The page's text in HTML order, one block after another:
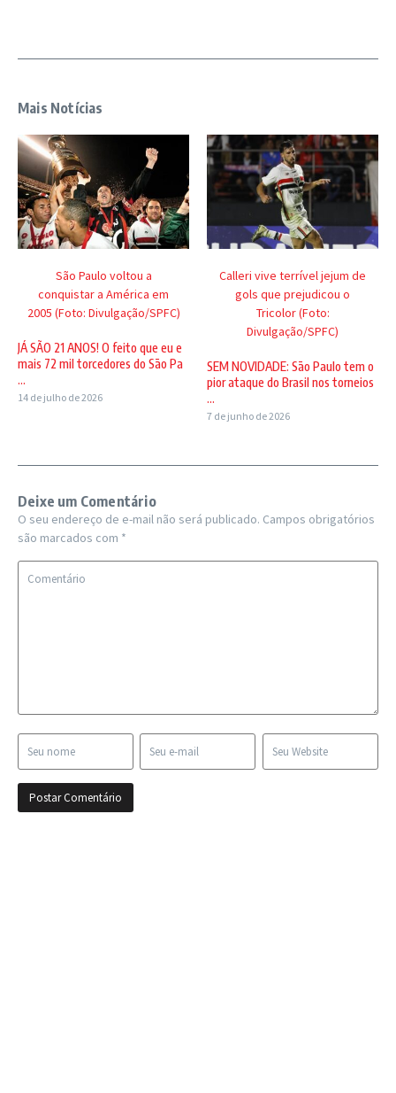
Mais Notícias
São Paulo voltou a
conquistar a América em
2005 (Foto: Divulgação/SPFC)
JÁ SÃO 21 ANOS! O feito que eu e
mais 72 mil torcedores do São Pa
...
14 de julho de 2026
Calleri vive terrível jejum de
gols que prejudicou o
Tricolor (Foto:
Divulgação/SPFC)
SEM NOVIDADE: São Paulo tem o
pior ataque do Brasil nos torneios
...
7 de junho de 2026
Deixe um Comentário
O seu endereço de e-mail não será publicado. Campos obrigatórios
são marcados com *